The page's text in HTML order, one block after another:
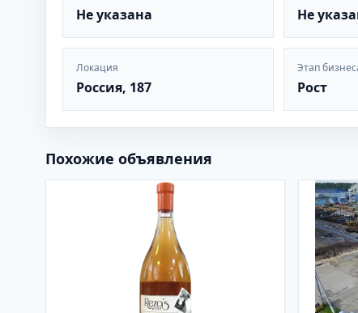
Не указана Не
Локация
Россия, 187
Этап
Рост
Похожие объявления